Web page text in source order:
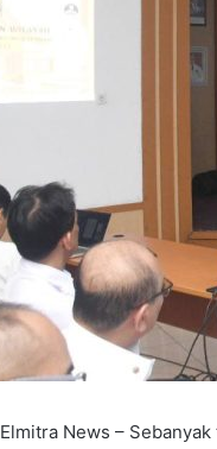
Elmitra News –